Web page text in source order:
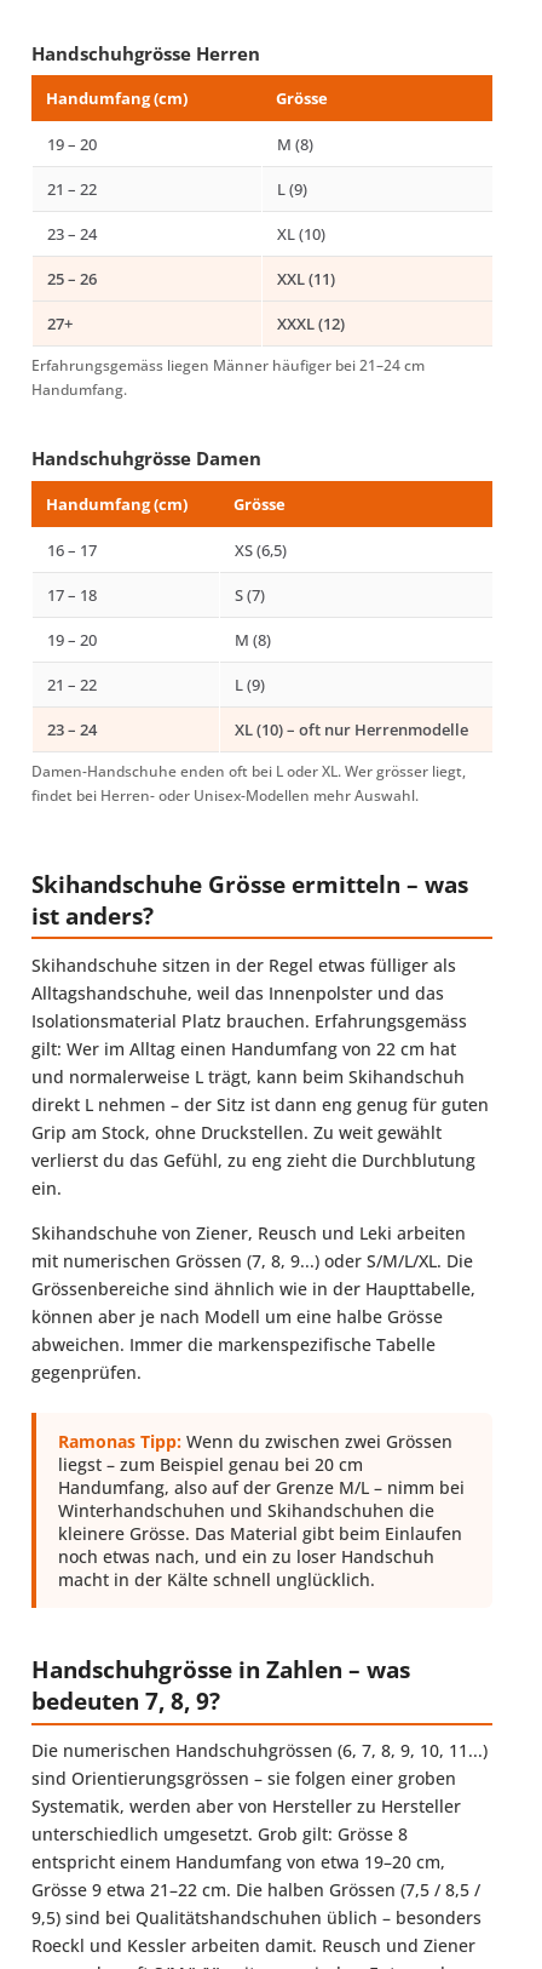
Handschuhgrösse Herren
Handumfang (cm) Grösse
19 – 20 M (8)
21 – 22 L (9)
23 – 24 XL (10)
25 – 26 XXL (11)
27+ XXXL (12)
Erfahrungsgemäss liegen Männer häufiger bei 21–24 cm
Handumfang.
Handschuhgrösse Damen
Handumfang (cm) Grösse
16 – 17 XS (6,5)
17 – 18 S (7)
19 – 20 M (8)
21 – 22 L (9)
23 – 24 XL (10) – oft nur Herrenmodelle
Damen-Handschuhe enden oft bei L oder XL. Wer grösser liegt,
findet bei Herren- oder Unisex-Modellen mehr Auswahl.
Skihandschuhe Grösse ermitteln – was
ist anders?
Skihandschuhe sitzen in der Regel etwas fülliger als
Alltagshandschuhe, weil das Innenpolster und das
Isolationsmaterial Platz brauchen. Erfahrungsgemäss
gilt: Wer im Alltag einen Handumfang von 22 cm hat
und normalerweise L trägt, kann beim Skihandschuh
direkt L nehmen – der Sitz ist dann eng genug für guten
Grip am Stock, ohne Druckstellen. Zu weit gewählt
verlierst du das Gefühl, zu eng zieht die Durchblutung
ein.
Skihandschuhe von Ziener, Reusch und Leki arbeiten
mit numerischen Grössen (7, 8, 9...) oder S/M/L/XL. Die
Grössenbereiche sind ähnlich wie in der Haupttabelle,
können aber je nach Modell um eine halbe Grösse
abweichen. Immer die markenspezifische Tabelle
gegenprüfen.
Ramonas Tipp: Wenn du zwischen zwei Grössen
liegst – zum Beispiel genau bei 20 cm
Handumfang, also auf der Grenze M/L – nimm bei
Winterhandschuhen und Skihandschuhen die
kleinere Grösse. Das Material gibt beim Einlaufen
noch etwas nach, und ein zu loser Handschuh
macht in der Kälte schnell unglücklich.
Handschuhgrösse in Zahlen – was
bedeuten 7, 8, 9?
Die numerischen Handschuhgrössen (6, 7, 8, 9, 10, 11...)
sind Orientierungsgrössen – sie folgen einer groben
Systematik, werden aber von Hersteller zu Hersteller
unterschiedlich umgesetzt. Grob gilt: Grösse 8
entspricht einem Handumfang von etwa 19–20 cm,
Grösse 9 etwa 21–22 cm. Die halben Grössen (7,5 / 8,5 /
9,5) sind bei Qualitätshandschuhen üblich – besonders
Roeckl und Kessler arbeiten damit. Reusch und Ziener